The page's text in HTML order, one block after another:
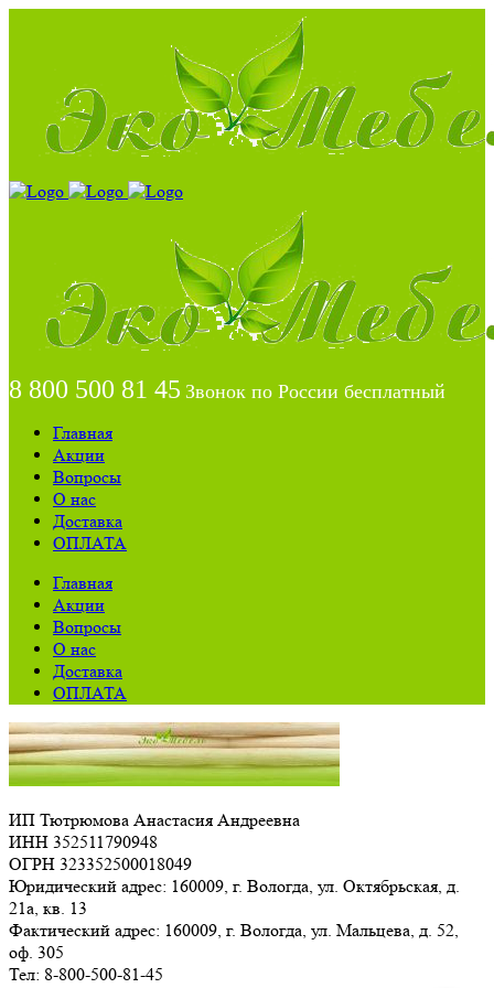
8 800 500 81 45 Звонок по России бесплатный
Главная
Акции
Вопросы
О нас
Доставка
ОПЛАТА
Главная
Акции
Вопросы
О нас
Доставка
ОПЛАТА
ИП Тютрюмова Анастасия Андреевна
ИНН 352511790948
ОГРН 323352500018049
Юридический адрес: 160009, г. Вологда, ул. Октябрьская, д.
21а, кв. 13
Фактический адрес: 160009, г. Вологда, ул. Мальцева, д. 52,
оф. 305
Тел: 8-800-500-81-45